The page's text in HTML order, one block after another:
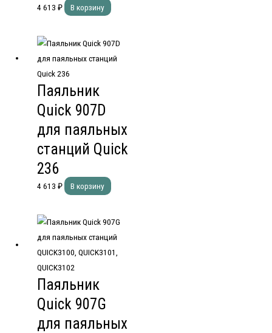
4 613₽ В корзину
Паяльник
Quick 907D
для паяльных
станций Quick
236
4 613₽ В корзину
Паяльник
Quick 907G
для паяльных